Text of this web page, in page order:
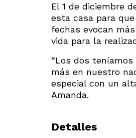
El 1 de diciembre
esta casa para
fechas evocan
vida para la
“Los dos
más en nuestro
especial con un
Amanda.
Detalles